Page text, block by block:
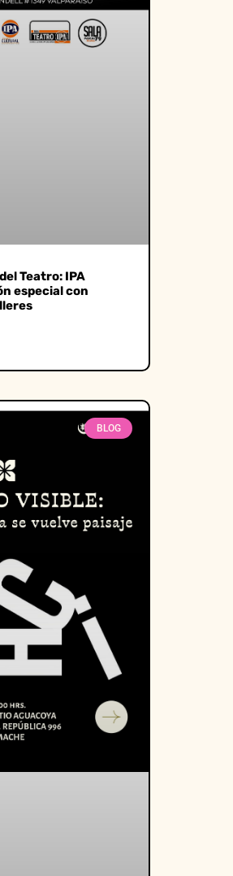
Teatro: IPA
especial con
BLOG